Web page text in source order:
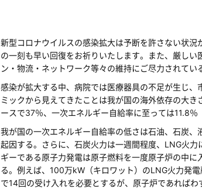
新型コロナウイルスの感染拡大は予断を許さない状
の一刻も早い回復をお祈りいたします。また、厳し
ン・物流・ネットワーク等々の維持にご尽力されてい
感染が拡大する中、病院では医療器具の不足が生じ
ミックから見えてきたことは我が国の海外依存の大
ースで37％、一次エネルギー自給率に至っては11.8
我が国の一次エネルギー自給率の低さは石油、石炭
起因する。さらに、石炭火力は一週間程度、LNG火
ギーである原子力発電は原子燃料を一度原子炉の中
る。例えば、100万kW（キロワット）のLNG火力発
で14回の受け入れを必要とするが、原子炉であれば